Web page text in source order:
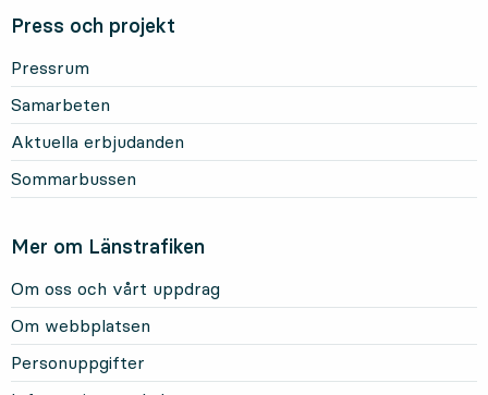
Press och projekt
Pressrum
Samarbeten
Aktuella erbjudanden
Sommarbussen
Mer om Länstrafiken
Om oss och vårt uppdrag
Om webbplatsen
Personuppgifter